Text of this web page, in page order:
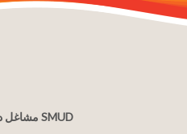
مشاغل در SMUD